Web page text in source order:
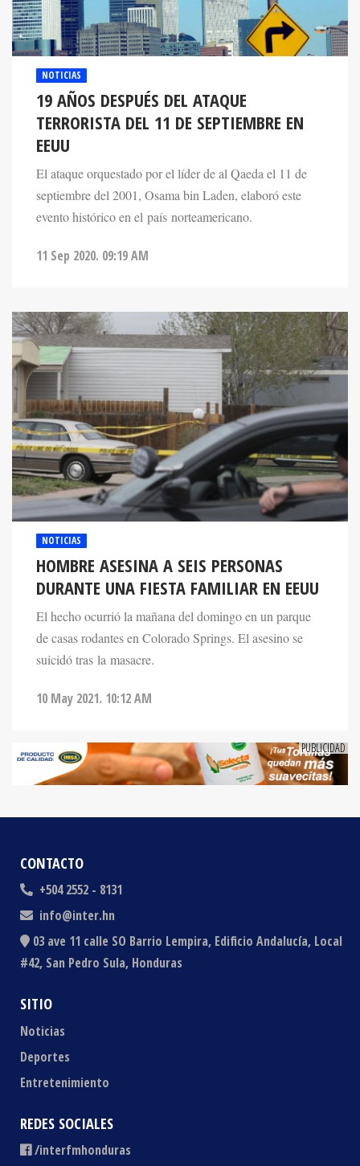
NOTICIAS
19 AÑOS DESPUÉS DEL ATAQUE
TERRORISTA DEL 11 DE SEPTIEMBRE EN
EEUU
El ataque orquestado por el líder de al Qaeda el 11 de
septiembre del 2001, Osama bin Laden, elaboró este
evento histórico en el país norteamericano.
11 Sep 2020. 09:19 AM
NOTICIAS
HOMBRE ASESINA A SEIS PERSONAS
DURANTE UNA FIESTA FAMILIAR EN EEUU
El hecho ocurrió la mañana del domingo en un parque
de casas rodantes en Colorado Springs. El asesino se
suicidó tras la masacre.
10 May 2021. 10:12 AM
CONTACTO
+504 2552 - 8131
info@inter.hn
03 ave 11 calle SO Barrio Lempira, Edificio Andalucía, Local
#42, San Pedro Sula, Honduras
SITIO
Noticias
Deportes
Entretenimiento
REDES SOCIALES
/interfmhonduras